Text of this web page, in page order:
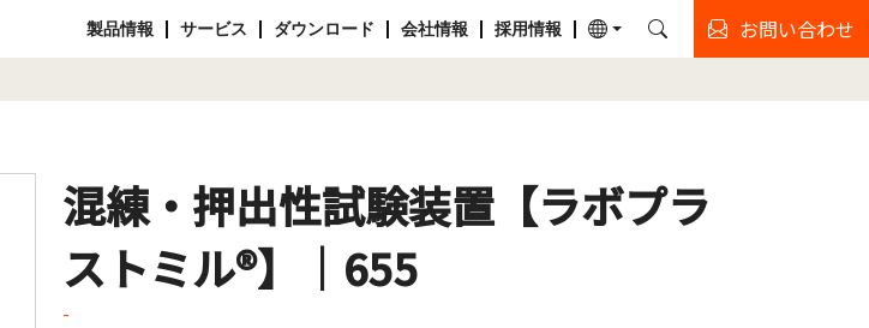
製品情報 サービス ダウンロード 会社情報 採用情報 お問い合わせ
混練・押出性試験装置【ラボプラ
ストミル®】｜655
-